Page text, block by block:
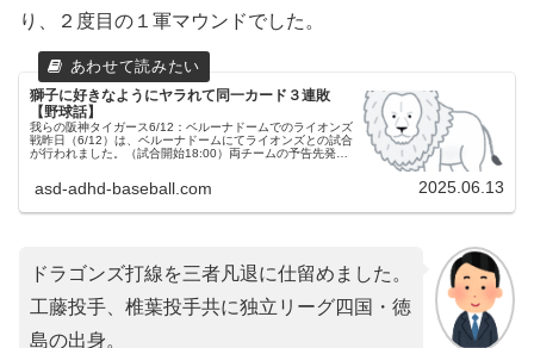
り、２度目の１軍マウンドでした。
獅子に好きなようにヤラれて同一カード３連敗
【野球話】
我らの阪神タイガース6/12：ベルーナドームでのライオンズ
戦昨日（6/12）は、ベルーナドームにてライオンズとの試合
が行われました。（試合開始18:00）両チームの予告先発阪
71 ...
asd-adhd-baseball.com 2025.06.13
ドラゴンズ打線を三者凡退に仕留めました。
工藤投手、椎葉投手共に独立リーグ四国・徳
島の出身。